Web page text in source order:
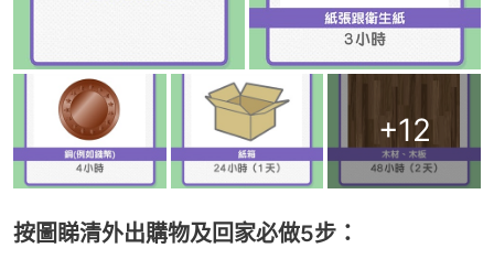
+12
按圖睇清外出購物及回家必做5步：